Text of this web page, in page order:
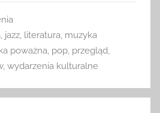
jazz, literatura muzyka
poważna pop przegląd
, wydarzenia kulturalne